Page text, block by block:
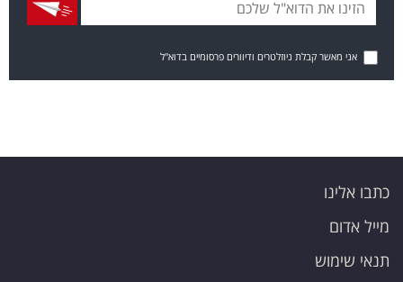
אני מאשר קבלת ניוזלטרים ודיוורים פרסומיים בדוא"ל
כתבו אלינו
מייל אדום
תנאי שימוש